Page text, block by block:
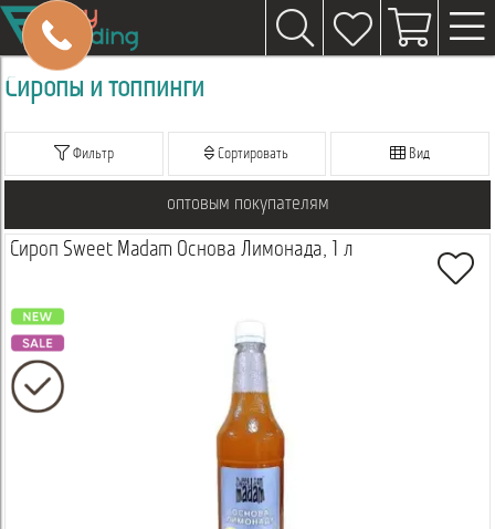
Сиропы и топпинги
Фильтр Сортировать Вид
оптовым покупателям
Сироп Sweet Madam Основа Лимонада, 1 л